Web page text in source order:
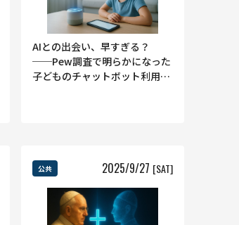
AIとの出会い、早すぎる？
──Pew調査で明らかになった
子どものチャットボット利用の
公共 2025/9/27 [SAT]